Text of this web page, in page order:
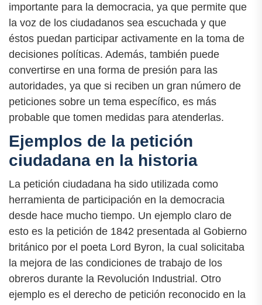
importante para la democracia, ya que permite que
la voz de los ciudadanos sea escuchada y que
éstos puedan participar activamente en la toma de
decisiones políticas. Además, también puede
convertirse en una forma de presión para las
autoridades, ya que si reciben un gran número de
peticiones sobre un tema específico, es más
probable que tomen medidas para atenderlas.
Ejemplos de la petición
ciudadana en la historia
La petición ciudadana ha sido utilizada como
herramienta de participación en la democracia
desde hace mucho tiempo. Un ejemplo claro de
esto es la petición de 1842 presentada al Gobierno
británico por el poeta Lord Byron, la cual solicitaba
la mejora de las condiciones de trabajo de los
obreros durante la Revolución Industrial. Otro
ejemplo es el derecho de petición reconocido en la